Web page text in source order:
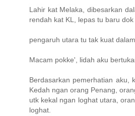
Lahir kat Melaka, dibesarkan
rendah kat KL, lepas tu baru
pengaruh utara tu tak kuat
Macam pokke', lidah aku
Berdasarkan pemerhatian aku,
Kedah ngan orang Penang,
utk kekal ngan loghat utara,
loghat.